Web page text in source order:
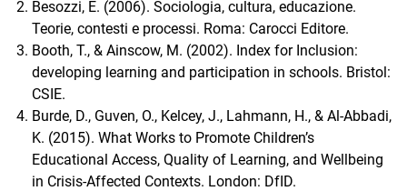
Besozzi, E. (2006). Sociologia, cultura, educazione.
Teorie, contesti e processi. Roma: Carocci Editore.
Booth, T., & Ainscow, M. (2002). Index for Inclusion:
developing learning and participation in schools. Bristol:
CSIE.
Burde, D., Guven, O., Kelcey, J., Lahmann, H., & Al-Abbadi,
K. (2015). What Works to Promote Children’s
Educational Access, Quality of Learning, and Wellbeing
in Crisis-Affected Contexts. London: DfID.